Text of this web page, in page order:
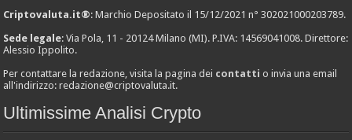
Criptovaluta.it®: Marchio Depositato il 15/12/2021 n° 302021000203789.
Sede legale: Via Pola, 11 - 20124 Milano (MI). P.IVA: 14569041008. Direttore:
Alessio Ippolito.
Per contattare la redazione, visita la pagina dei contatti o invia una email
all'indirizzo:redazione@criptovaluta.it.
Ultimissime Analisi Crypto